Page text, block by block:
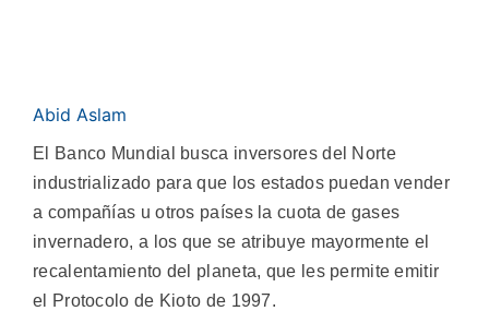
Abid Aslam
El Banco Mundial busca inversores del Norte
industrializado para que los estados puedan vender
a compañías u otros países la cuota de gases
invernadero, a los que se atribuye mayormente el
recalentamiento del planeta, que les permite emitir
el Protocolo de Kioto de 1997.